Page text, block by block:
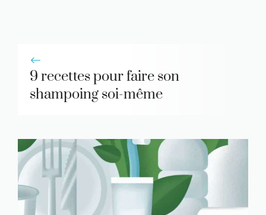
9 recettes pour faire son
shampoing soi-même